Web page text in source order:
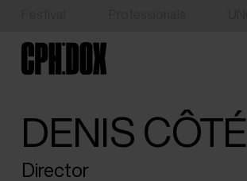
DENIS CÔTÉ
Director